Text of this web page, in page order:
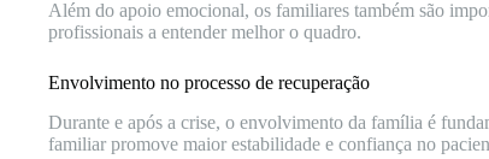
Além do apoio emocional, os familiares também são
profissionais a entender melhor o quadro.
Envolvimento no processo de recuperação
Durante e após a crise, o envolvimento da família é
familiar promove maior estabilidade e confiança no